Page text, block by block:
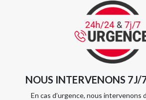
NOUS INTERVENONS
En cas d’urgence, nous intervenons